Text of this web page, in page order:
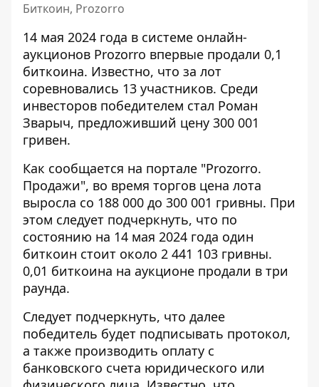
Биткоин, Prozorro
14 мая 2024 года в системе онлайн-
аукционов Prozorro впервые продали 0,1
биткоина. Известно, что за лот
соревновались 13 участников. Среди
инвесторов победителем стал Роман
Зварыч, предложивший цену 300 001
гривен.
Как сообщается на портале "Prozorro.
Продажи", во время торгов цена лота
выросла со 188 000 до 300 001 гривны. При
этом следует подчеркнуть, что по
состоянию на 14 мая 2024 года один
биткоин стоит около 2 441 103 гривны.
0,01 биткоина на аукционе продали в три
раунда.
Следует подчеркнуть, что далее
победитель будет подписывать протокол,
а также производить оплату с
банковского счета юридического или